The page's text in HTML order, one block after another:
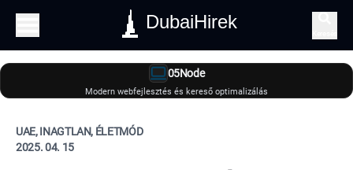
DubaiHirek
05Node
Modern webfejlesztés és kereső optimalizálás
UAE, INAGTLAN, ÉLETMÓD
2025. 04. 15